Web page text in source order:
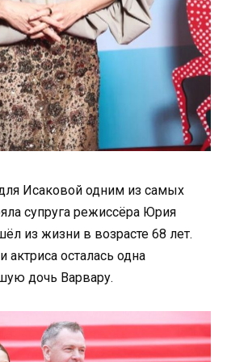
Исаковой одним из самых
супруга режиссёра Юрия
из жизни в возрасте 68 лет.
актриса осталась одна
дочь Варвару.